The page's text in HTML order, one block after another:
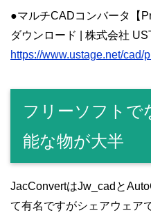
●マルチCADコンバータ【
ダウンロード | 株式会社
https://www.ustage.net/cad/
フリーソフトで
能な物が大半
JacConvertはJw_cadと
て有名ですがシェアウェア